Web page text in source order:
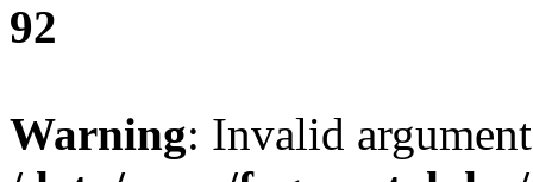
92
Warning: Invalid